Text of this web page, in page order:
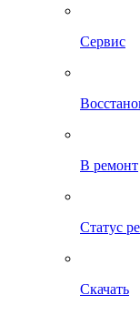
Сервис
В ремонт
Статус
Скачать